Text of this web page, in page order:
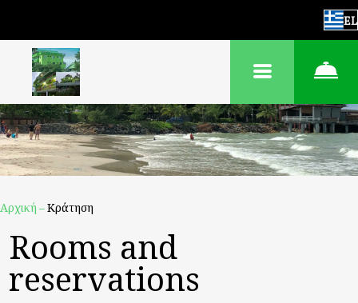
EL
Αρχική –Κράτηση
Rooms and
reservations